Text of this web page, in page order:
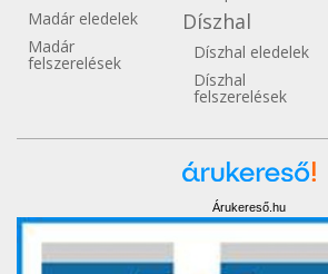
Madár eledelek
Madár
felszerelések
Díszhal
Díszhal eledelek
Díszhal
felszerelések
Árukereső.hu